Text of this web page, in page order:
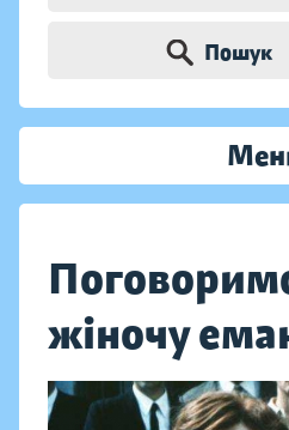
Пошук
жіночу